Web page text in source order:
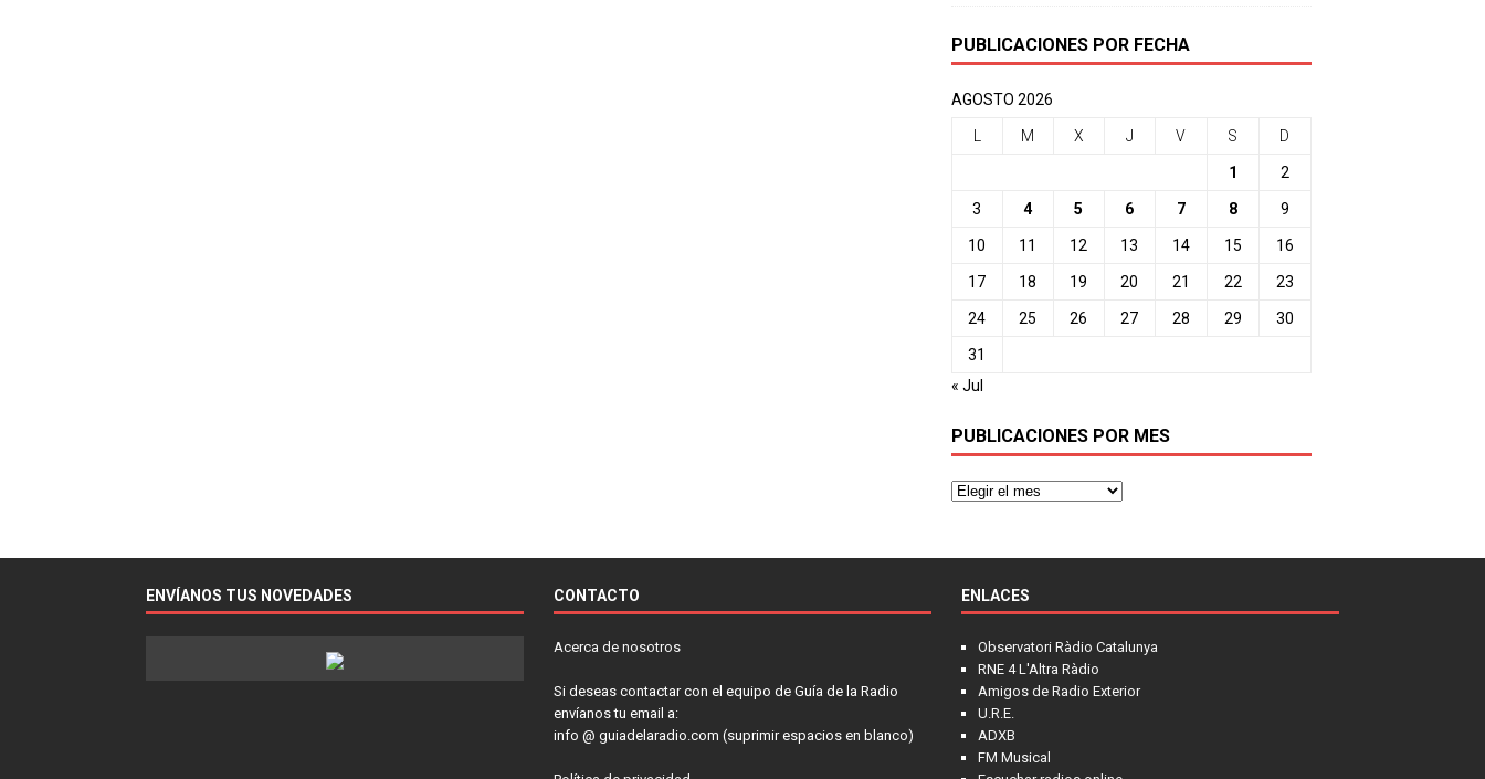
PUBLICACIONES POR FECHA
AGOSTO 2026
M X J V S D
1 2
3 4 5 6 7 8 9
10 11 12 13 14 15 16
17 18 19 20 21 22 23
24 25 26 27 28 29 30
31
« Jul
PUBLICACIONES POR MES
ENVÍANOS TUS NOVEDADES CONTACTO
Acerca de nosotros
Si deseas contactar con el equipo de Guía de la Radio
envíanos tu email a:
info @ guiadelaradio.com (suprimir espacios en blanco)
ENLACES
Observatori Ràdio Catalunya
RNE 4 L'Altra Ràdio
Amigos de Radio Exterior
U.R.E.
ADXB
FM Musical